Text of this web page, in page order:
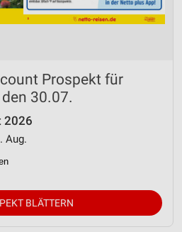
Prospekt für
30.07.
2026
Aug.
BLÄTTERN